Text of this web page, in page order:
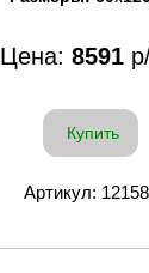
Цена: 8591
Купить
Артикул: